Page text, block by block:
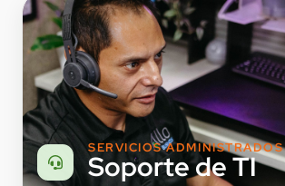
SERVICIOS ADMINISTRADOS
Soporte de TI